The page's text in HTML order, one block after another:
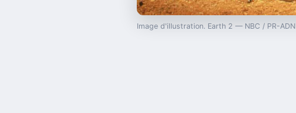
Image d'illustration. Earth 2 — NBC / PR-ADN